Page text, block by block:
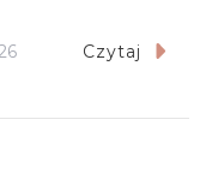
Czytaj